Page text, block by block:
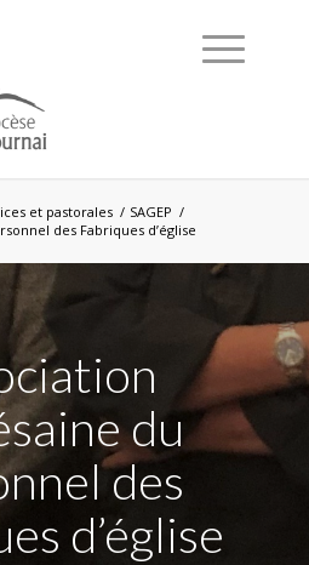
et pastorales / SAGEP /
des Fabriques d’église
du
des
d’église